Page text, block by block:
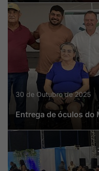
30 de Outubro de 2025
Entrega de óculos do